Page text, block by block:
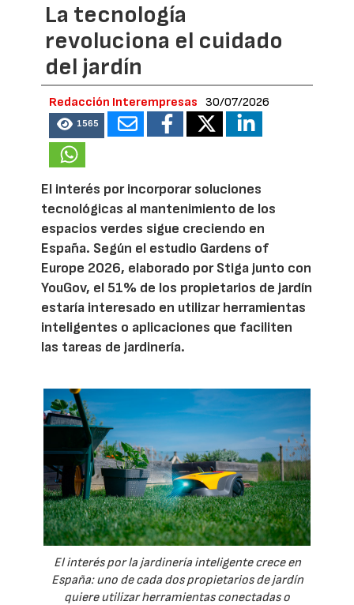
La tecnología
revoluciona el cuidado
del jardín
Redacción Interempresas 30/07/2026
1565
El interés por incorporar soluciones
tecnológicas al mantenimiento de los
espacios verdes sigue creciendo en
España. Según el estudio Gardens of
Europe 2026, elaborado por Stiga junto con
YouGov, el 51% de los propietarios de jardín
estaría interesado en utilizar herramientas
inteligentes o aplicaciones que faciliten
las tareas de jardinería.
El interés por la jardinería inteligente crece en
España: uno de cada dos propietarios de jardín
quiere utilizar herramientas conectadas o